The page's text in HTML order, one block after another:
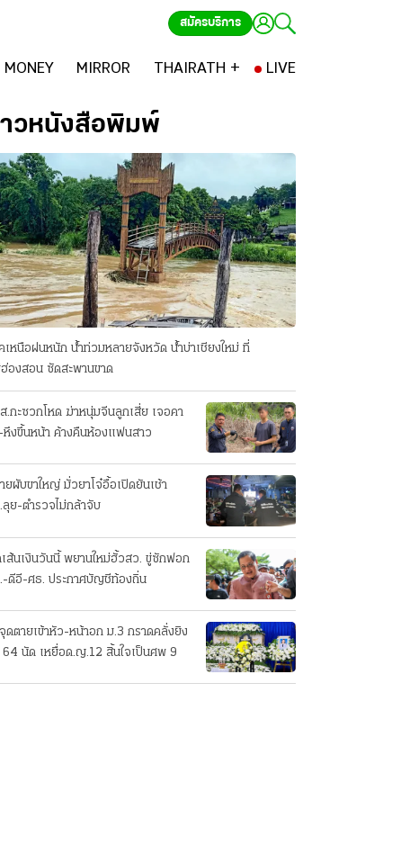
สมัครบริการ
MONEY MIRROR THAIRATH + LIVE
วหนังสือพิมพ์
เหนือฝนหนัก น้ำท่วมหลายจังหวัด นํ้าบ่าเชียงใหม่ ที่
องสอน ซัดสะพานขาด
.กะซวกโหด ฆ่าหนุ่มจีนลูกเสี่ย เจอคา
หึงขึ้นหน้า ค้างคืนห้องแฟนสาว
ยผับขาใหญ่ มั่วยาโจ๋อื้อเปิดยันเช้า
ลุย-ตำรวจไม่กล้าจับ
ส้นเงินวันนี้ พยานใหม่ฮั้วสว. ขู่ซักฟอก
ดีอี-ศธ. ประกาศบัญชีท้องถิ่น
ดตายเข้าหัว-หน้าอก ม.3 กราดคลั่งยิง
64 นัด เหยื่อด.ญ.12 สิ้นใจเป็นศพ 9